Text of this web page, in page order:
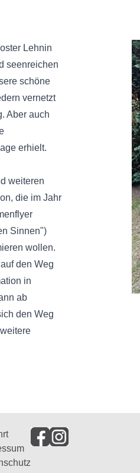
Lehnin
seenreichen
schöne
vernetzt
Aber auch
erhielt.
weiteren
die im Jahr
Sinnen")
wollen.
den Weg
in
ab
den Weg